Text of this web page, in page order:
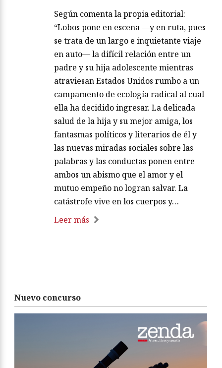
Según comenta la propia editorial:
“Lobos pone en escena —y en ruta, pues
se trata de un largo e inquietante viaje
en auto— la difícil relación entre un
padre y su hija adolescente mientras
atraviesan Estados Unidos rumbo a un
campamento de ecología radical al cual
ella ha decidido ingresar. La delicada
salud de la hija y su mejor amiga, los
fantasmas políticos y literarios de él y
las nuevas miradas sociales sobre las
palabras y las conductas ponen entre
ambos un abismo que el amor y el
mutuo empeño no logran salvar. La
catástrofe vive en los cuerpos y…
Leer más
Nuevo concurso